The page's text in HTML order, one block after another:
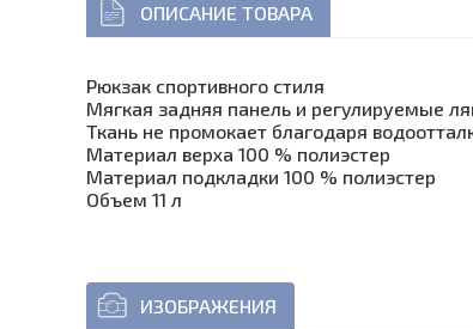
ОПИСАНИЕ ТОВАРА
Рюкзак спортивного стиля
Мягкая задняя панель и регулируемые
Ткань не промокает благодаря
Материал верха 100 % полиэстер
Материал подкладки 100 % полиэстер
Объем 11 л
ИЗОБРАЖЕНИЯ